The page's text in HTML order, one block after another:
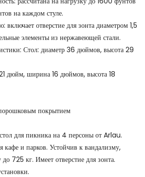
на каждом стуле.
включает отверстие для зонта диаметром 1,5
элементы из нержавеющей стали.
Стол: диаметр 36 дюймов, высота 29
дюйм, ширина 16 дюймов, высота 18
покрытием
для пикника на 4 персоны от Arlau.
кафе и парков. Устойчив к вандализму,
725 кг. Имеет отверстие для зонта.